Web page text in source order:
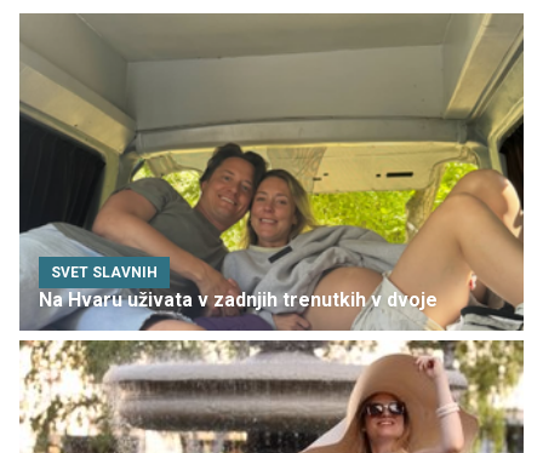
SVET SLAVNIH
Na Hvaru uživata v zadnjih trenutkih v dvoje